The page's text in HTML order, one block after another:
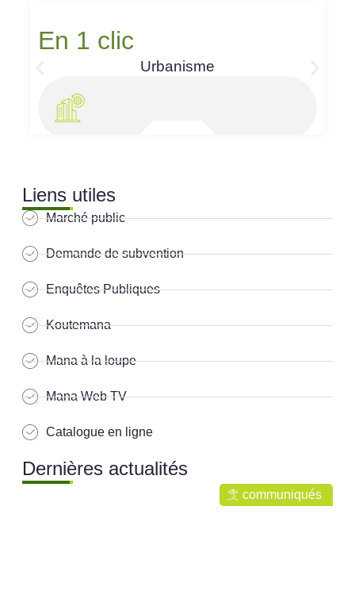
En 1 clic
Urbanisme
Liens utiles
Marché public
Demande de subvention
Enquêtes Publiques
Koutemana
Mana à la loupe
Mana Web TV
Catalogue en ligne
Dernières actualités
communiqués